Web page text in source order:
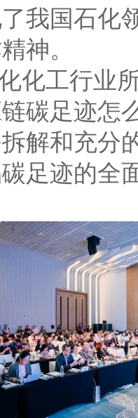
我国石化
神。
化工行业
碳足迹怎
拆解和充分
足迹的全